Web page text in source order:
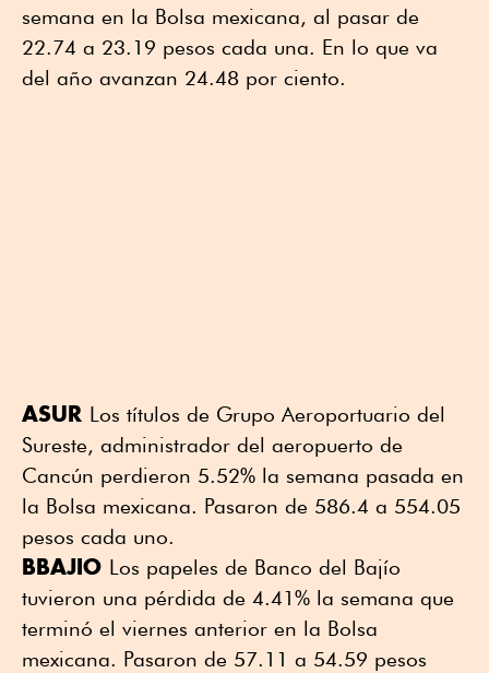
semana en la Bolsa mexicana, al pasar de
22.74 a 23.19 pesos cada una. En lo que va
del año avanzan 24.48 por ciento.
ASUR Los títulos de Grupo Aeroportuario del
Sureste, administrador del aeropuerto de
Cancún perdieron 5.52% la semana pasada en
la Bolsa mexicana. Pasaron de 586.4 a 554.05
pesos cada uno.
BBAJIO Los papeles de Banco del Bajío
tuvieron una pérdida de 4.41% la semana que
terminó el viernes anterior en la Bolsa
mexicana. Pasaron de 57.11 a 54.59 pesos